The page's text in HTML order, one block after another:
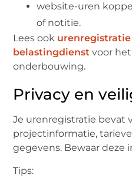
website-uren
of notitie.
Lees ook
belastingdienst voor
onderbouwing.
Privacy en
Je urenregistratie bevat
projectinformatie,
gegevens. Bewaar deze
Tips: